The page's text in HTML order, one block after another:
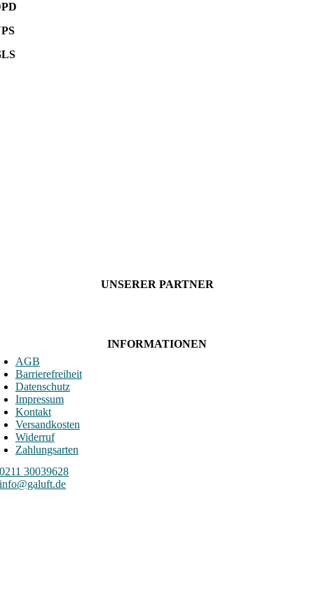
UNSERER PARTNER
INFORMATIONEN
AGB
Barrierefreiheit
Datenschutz
Impressum
Kontakt
Versandkosten
Widerruf
Zahlungsarten
0211 30039628
info@galuft.de